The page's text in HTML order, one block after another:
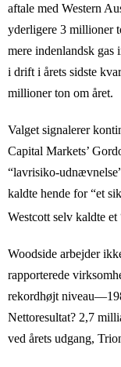
aftale med Western
yderligere 3 millioner
mere indenlandsk gas
i drift i årets sidste
millioner ton om året.
Valget signalerer
Capital Markets’
“lavrisiko-
kaldte hende for “et
Westcott selv kaldte et
Woodside arbejder
rapporterede
rekordhøjt
Nettoresultat? 2,7
ved årets udgang,